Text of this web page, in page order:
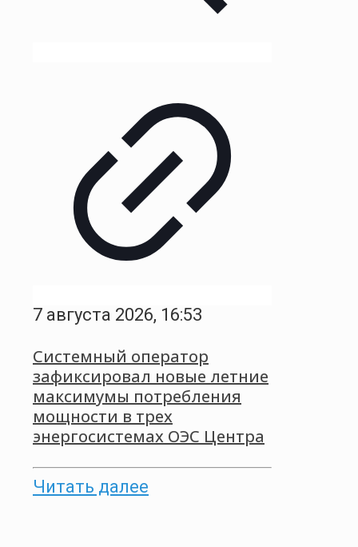
7 августа 2026, 16:53
Системный оператор
зафиксировал новые летние
максимумы потребления
мощности в трех
энергосистемах ОЭС Центра
Читать далее